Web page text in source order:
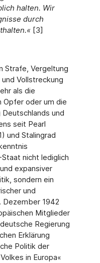
halten. Wir
durch
[3]
Strafe, Vergeltung
Vollstreckung
als die
Opfer oder um die
und
seit Pearl
und Stalingrad
nicht lediglich
expansiver
sondern ein
und
Dezember 1942
Mitglieder
Regierung
Erklärung
Politik der
in Europa«